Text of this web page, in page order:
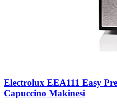
Electrolux EEA111 Easy
Capuccino Makinesi